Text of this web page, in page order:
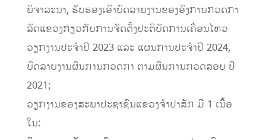
ພິຈາລະນາ, ຮັບຮອງເອົາບົດລາຍງານຂອງອົງການກວດກາ
ລັດແຂວງກ່ຽວກັບການຈັດຕັ້ງປະຕິບັດການເຄື່ອນໄຫວ
ວຽກງານປະຈໍາປີ 2023 ແລະ ແຜນການປະຈໍາປີ 2024,
ບົດລາຍງານຜົນການກວດກາ ຕາມຜົນການກວດສອບ ປີ
2021;
ວຽກງານຂອງສະພາປະຊາຊົນແຂວງຈໍາປາສັກ ມີ 1 ເນື້ອ
ໃນ: